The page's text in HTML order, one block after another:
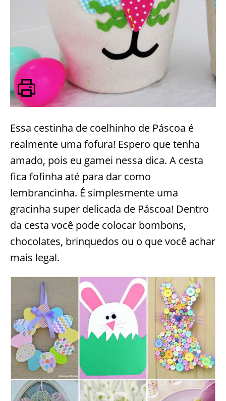
Essa cestinha de coelhinho de Páscoa é
realmente uma fofura! Espero que tenha
amado, pois eu gamei nessa dica. A cesta
fica fofinha até para dar como
lembrancinha. É simplesmente uma
gracinha super delicada de Páscoa! Dentro
da cesta você pode colocar bombons,
chocolates, brinquedos ou o que você achar
mais legal.